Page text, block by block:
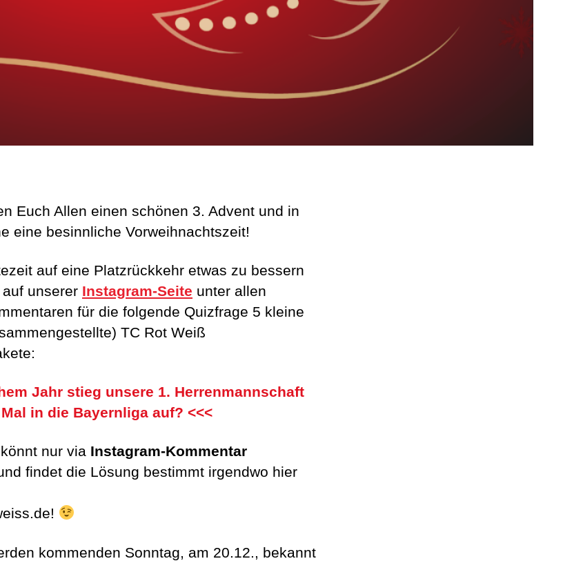
Euch Allen einen schönen 3. Advent und in
eine besinnliche Vorweihnachtszeit!
auf eine Platzrückkehr etwas zu bessern
unserer Instagram-Seite unter allen
für die folgende Quizfrage 5 kleine
TC Rot Weiß
Jahr stieg unsere 1. Herrenmannschaft
in die Bayernliga auf? <<<
nur via Instagram-Kommentar
findet die Lösung bestimmt irgendwo hier
kommenden Sonntag, am 20.12., bekannt